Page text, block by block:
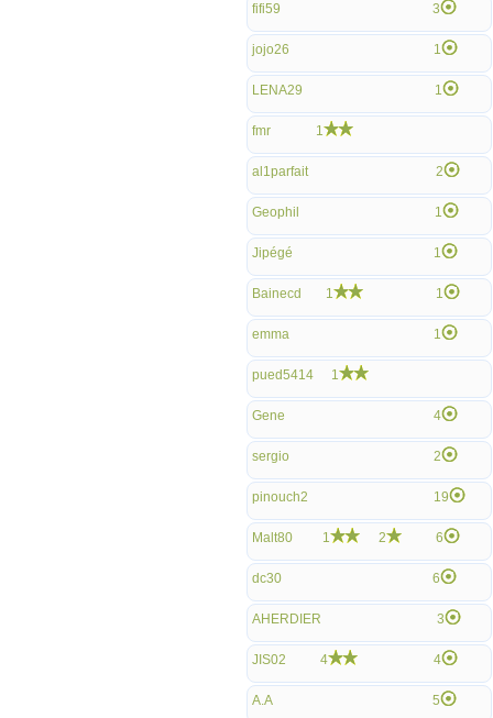
fifi59 3
jojo26 1
LENA29 1
fmr 1
al1parfait 2
Geophil 1
Jipégé 1
Bainecd 1 1
emma 1
pued5414 1
Gene 4
sergio 2
pinouch2 19
Malt80 1 2 6
dc30 6
AHERDIER 3
JIS02 4 4
A.A 5